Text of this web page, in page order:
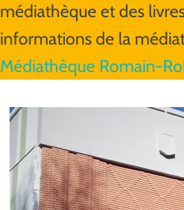
médiathèque et des
informations de la
Médiathèque Romain-